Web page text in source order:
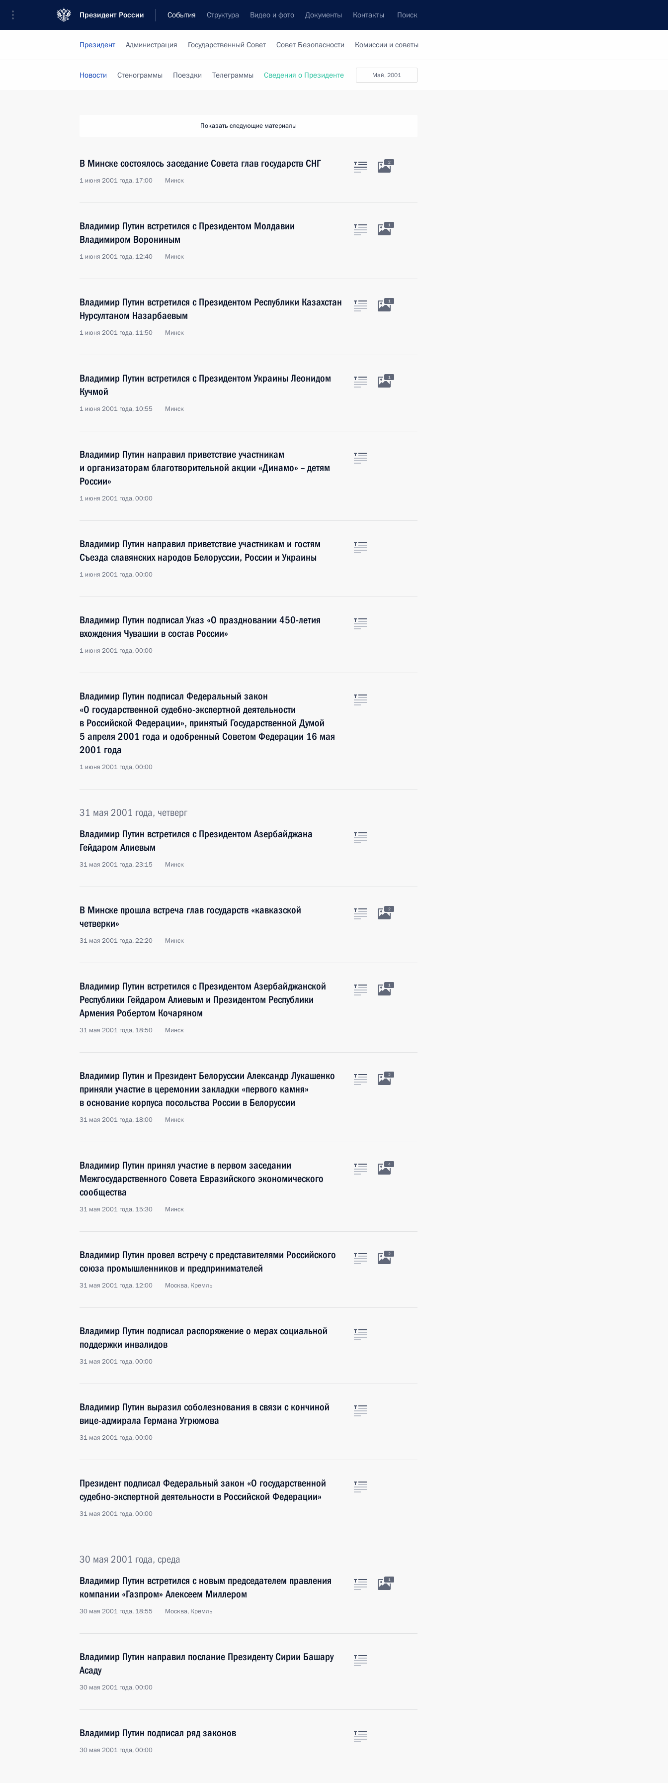
Президент России События Структура Видео и фото Документы Контакты Поиск
Президент Администрация Государственный Совет Совет Безопасности Комиссии и советы
май, 2001
Новости Стенограммы Поездки Телеграммы Сведения о Президенте
Показать следующие материалы
В Минске состоялось заседание Совета глав государств СНГ
1 июня 2001 года, 17:00 Минск
2
Владимир Путин встретился с Президентом Молдавии
Владимиром Ворониным
1 июня 2001 года, 12:40 Минск
1
Владимир Путин встретился с Президентом Республики Казахстан
Нурсултаном Назарбаевым
1 июня 2001 года, 11:50 Минск
1
Владимир Путин встретился с Президентом Украины Леонидом
Кучмой
1 июня 2001 года, 10:55 Минск
1
Владимир Путин направил приветствие участникам
и организаторам благотворительной акции «Динамо» – детям
России»
1 июня 2001 года, 00:00
Владимир Путин направил приветствие участникам и гостям
Съезда славянских народов Белоруссии, России и Украины
1 июня 2001 года, 00:00
Владимир Путин подписал Указ «О праздновании 450-летия
вхождения Чувашии в состав России»
1 июня 2001 года, 00:00
Владимир Путин подписал Федеральный закон
«О государственной судебно-экспертной деятельности
в Российской Федерации», принятый Государственной Думой
5 апреля 2001 года и одобренный Советом Федерации 16 мая
2001 года
1 июня 2001 года, 00:00
31 мая 2001 года, четверг
Владимир Путин встретился с Президентом Азербайджана
Гейдаром Алиевым
31 мая 2001 года, 23:15 Минск
В Минске прошла встреча глав государств «кавказской
четверки»
31 мая 2001 года, 22:20 Минск
2
Владимир Путин встретился с Президентом Азербайджанской
Республики Гейдаром Алиевым и Президентом Республики
Армения Робертом Кочаряном
31 мая 2001 года, 18:50 Минск
1
Владимир Путин и Президент Белоруссии Александр Лукашенко
приняли участие в церемонии закладки «первого камня»
в основание корпуса посольства России в Белоруссии
31 мая 2001 года, 18:00 Минск
2
Владимир Путин принял участие в первом заседании
Межгосударственного Совета Евразийского экономического
сообщества
31 мая 2001 года, 15:30 Минск
4
Владимир Путин провел встречу с представителями Российского
союза промышленников и предпринимателей
31 мая 2001 года, 12:00 Москва, Кремль
2
Владимир Путин подписал распоряжение о мерах социальной
поддержки инвалидов
31 мая 2001 года, 00:00
Владимир Путин выразил соболезнования в связи с кончиной
вице-адмирала Германа Угрюмова
31 мая 2001 года, 00:00
Президент подписал Федеральный закон «О государственной
судебно-экспертной деятельности в Российской Федерации»
31 мая 2001 года, 00:00
30 мая 2001 года, среда
Владимир Путин встретился с новым председателем правления
компании «Газпром» Алексеем Миллером
30 мая 2001 года, 18:55 Москва, Кремль
1
Владимир Путин направил послание Президенту Сирии Башару
Асаду
30 мая 2001 года, 00:00
Владимир Путин подписал ряд законов
30 мая 2001 года, 00:00